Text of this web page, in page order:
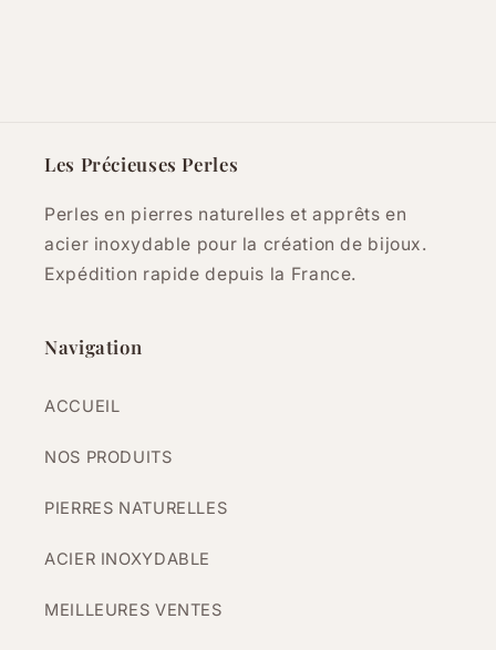
Les Précieuses Perles
Perles en pierres naturelles et apprêts en
acier inoxydable pour la création de bijoux.
Expédition rapide depuis la France.
Navigation
ACCUEIL
NOS PRODUITS
PIERRES NATURELLES
ACIER INOXYDABLE
MEILLEURES VENTES